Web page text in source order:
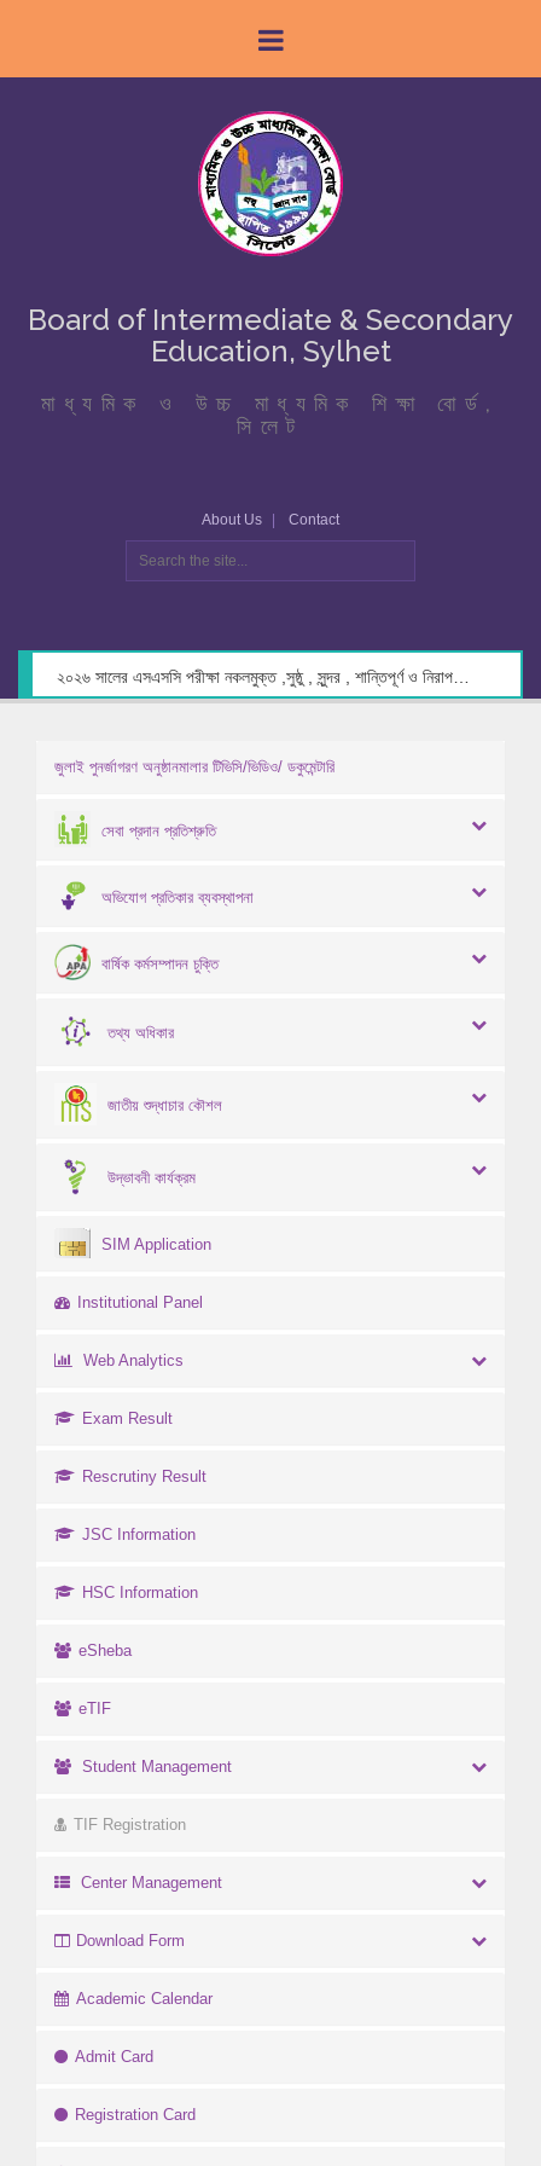
Board of Intermediate & Secondary
Education, Sylhet
মাধ্যমিক ও উচ্চ মাধ্যমিক শিক্ষা বোর্ড,
সিলেট
About Us Contact
জুলাই পুনর্জাগরণ অনুষ্ঠানমালার টিভিসি/ভিডিও/ ডকুমেন্টারি
সেবা প্রদান প্রতিশ্রুতি
অভিযোগ প্রতিকার ব্যবস্থাপনা
বার্ষিক কর্মসম্পাদন চুক্তি
তথ্য অধিকার
জাতীয় শুদ্ধাচার কৌশল
উদ্ভাবনী কার্যক্রম
SIM Application
Institutional Panel
Web Analytics
Exam Result
Rescrutiny Result
JSC Information
HSC Information
eSheba
eTIF
Student Management
TIF Registration
Center Management
Download Form
Academic Calendar
Admit Card
Registration Card